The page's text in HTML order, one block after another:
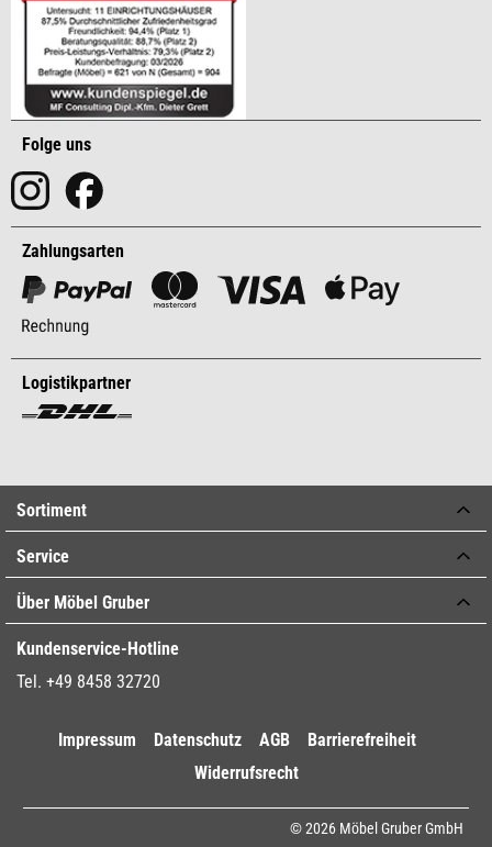
Folge uns
Zahlungsarten
Logistikpartner
Sortiment
Service
Über Möbel Gruber
Kundenservice-Hotline
Tel. +49 8458 32720
Impressum Datenschutz AGB
Barrierefreiheit
Widerrufsrecht
© 2026 Möbel Gruber GmbH